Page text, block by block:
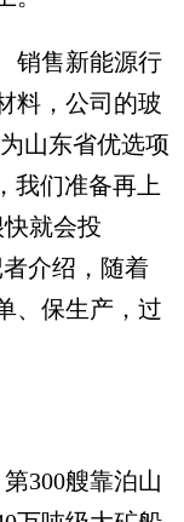
售新能源行
料，公司的玻
山东省优选项
我们准备再上
就会投
介绍，随着
、保生产，过
300艘靠泊山